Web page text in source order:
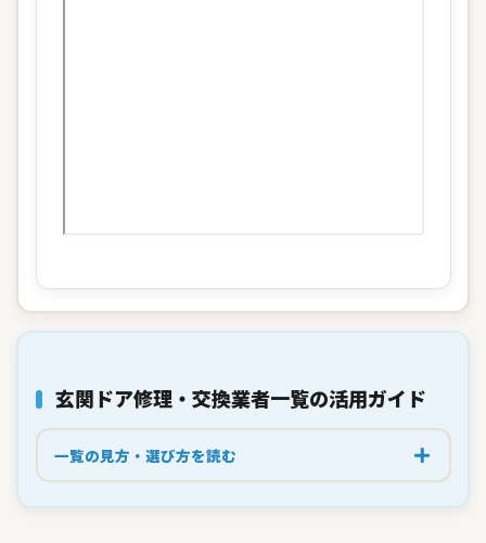
玄関ドア修理・交換業者一覧の活用ガイド
一覧の見方・選び方を読む